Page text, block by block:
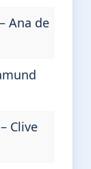
Ana de
Clive